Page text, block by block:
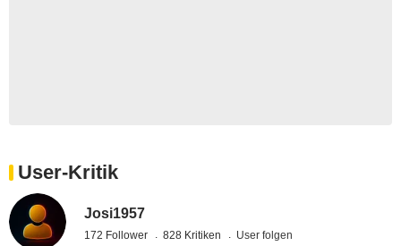
User-Kritik
Josi1957
172 Follower 828 Kritiken User folgen